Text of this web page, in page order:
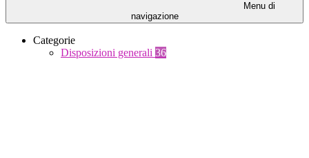
Menu di
navigazione
Categorie
Disposizioni generali 36